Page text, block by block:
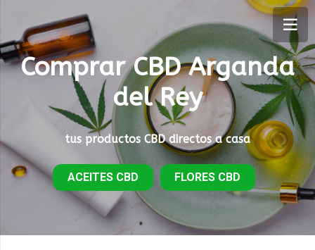
Comprar CBD Arganda
del Rey
tus productos CBD directos a casa
ACEITES CBD FLORES CBD